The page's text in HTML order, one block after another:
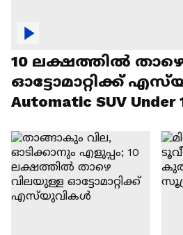
10 ലക്ഷത്തിൽ
ഓട്ടോമാറ്റിക്ക്
Automatic SUV Under